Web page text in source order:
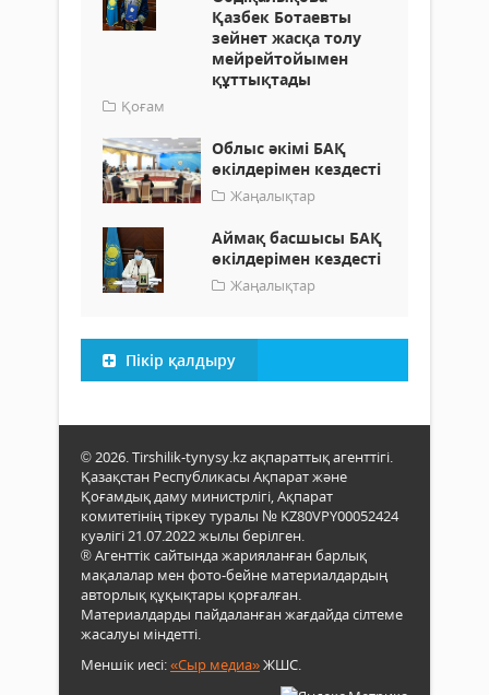
Қазбек Ботаевты
зейнет жасқа толу
мейрейтойымен
құттықтады
Қоғам
Облыс әкімі БАҚ
өкілдерімен кездесті
Жаңалықтар
Аймақ басшысы БАҚ
өкілдерімен кездесті
Жаңалықтар
Пікір қалдыру
© 2026. Tirshilik-tynysy.kz ақпараттық агенттігі.
Қазақстан Республикасы Ақпарат және
Қоғамдық даму министрлігі, Ақпарат
комитетінің тіркеу туралы № KZ80VPY00052424
куәлігі 21.07.2022 жылы берілген.
® Агенттік сайтында жарияланған барлық
мақалалар мен фото-бейне материалдардың
авторлық құқықтары қорғалған.
Материалдарды пайдаланған жағдайда сілтеме
жасалуы міндетті.
Меншік иесі:«Сыр медиа»ЖШС.